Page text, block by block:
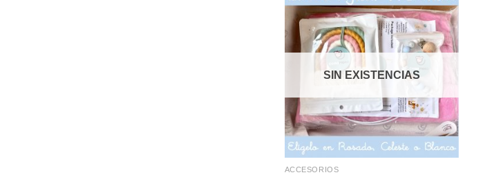
SIN EXISTENCIAS
ACCESORIOS